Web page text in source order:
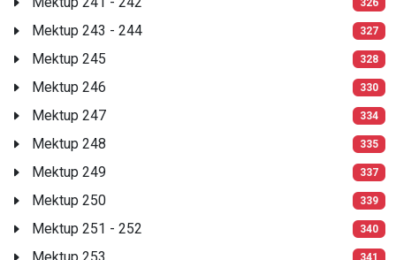
Mektup 243 - 244 327
Mektup 245 328
Mektup 246 330
Mektup 247 334
Mektup 248 335
Mektup 249 337
Mektup 250 339
Mektup 251 - 252 340
341